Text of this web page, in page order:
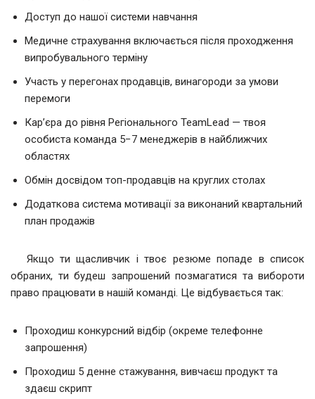
Доступ до нашої системи навчання
Медичне страхування включається після проходження
випробувального терміну
Участь у перегонах продавців, винагороди за умови
перемоги
Кар’єра до рівня Регіонального TeamLead — твоя
особиста команда 5−7 менеджерів в найближчих
областях
Обмін досвідом топ-продавців на круглих столах
Додаткова система мотивації за виконаний квартальний
план продажів
Якщо ти щасливчик і твоє резюме попаде в список
обраних, ти будеш запрошений позмагатися та вибороти
право працювати в нашій команді. Це відбувається так:
Проходиш конкурсний відбір (окреме телефонне
запрошення)
Проходиш 5 денне стажування, вивчаєш продукт та
здаєш скрипт